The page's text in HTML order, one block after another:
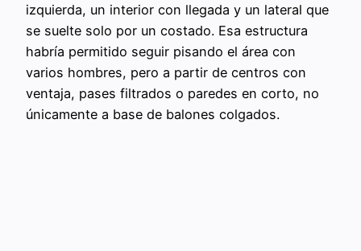
izquierda, un interior con llegada y un lateral que
se suelte solo por un costado. Esa estructura
habría permitido seguir pisando el área con
varios hombres, pero a partir de centros con
ventaja, pases filtrados o paredes en corto, no
únicamente a base de balones colgados.